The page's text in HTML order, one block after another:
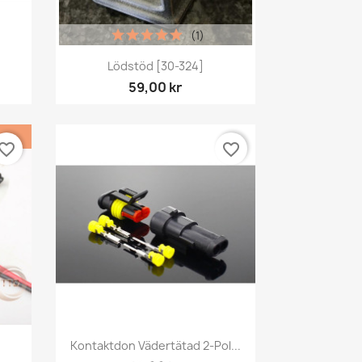
Snabbvy
Lödstöd [30-324]
59,00 kr
(1)
Snabbvy
Kontaktdon Vädertätad 2-Pol...
favorite_border